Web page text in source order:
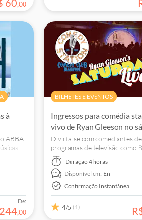
60,00
à
ABBA
De:
244,00
BILHETES E EVENTOS
Ingressos para comédia
vivo de Ryan Gleeson no
Divirta-se com comediantes de
programas de televisão como
Cats, ao vivo no Apollo e
noite mais divertida de
2002
Duração4 horas
Disponível em: En
Confirmação Instantânea
4/5 (1)